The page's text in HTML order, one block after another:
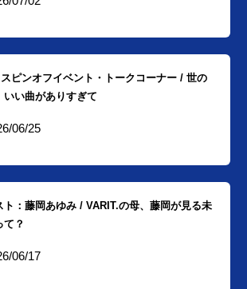
ピンオフイベント・トークコーナー / 世の
いい曲がありすぎて
06/25
ト：藤岡あゆみ / VARIT.の母、藤岡が見る未
て？
06/17